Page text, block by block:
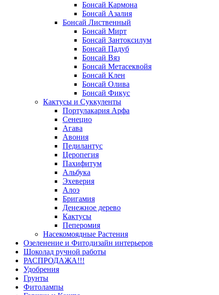
Бонсай Кармона
Бонсай Азалия
Бонсай Лиственный
Бонсай Мирт
Бонсай Зантоксилум
Бонсай Падуб
Бонсай Вяз
Бонсай Метасеквойя
Бонсай Клен
Бонсай Олива
Бонсай Фикус
Кактусы и Суккуленты
Портулакария Арфа
Сенецио
Агава
Авония
Педилантус
Церопегия
Пахифитум
Альбука
Эхеверия
Алоэ
Бригамия
Денежное дерево
Кактусы
Пеперомия
Насекомоядные Растения
Озеленение и Фитодизайн интерьеров
Шоколад ручной работы
РАСПРОДАЖА!!!
Удобрения
Грунты
Фитолампы